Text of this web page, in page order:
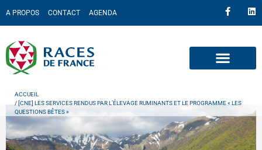
A PROPOS CONTACT AGENDA
ACCUEIL
/ [CNE] LES SERVICES RENDUS PAR L’ÉLEVAGE RUMINANTS ET LE PROGRAMME « LES
QUESTIONS BÊTES »